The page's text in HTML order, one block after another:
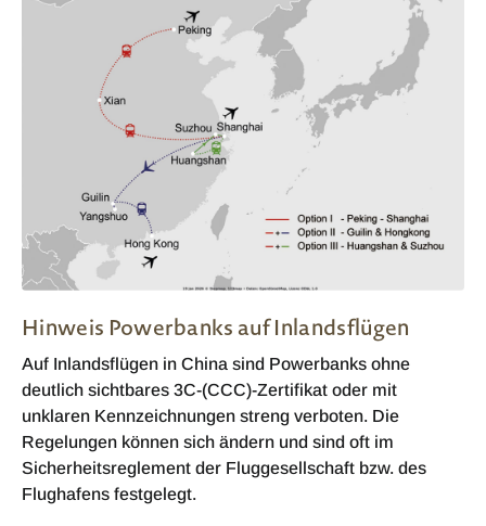
Hinweis Powerbanks auf Inlandsflügen
Auf Inlandsflügen in China sind Powerbanks ohne
deutlich sichtbares 3C-(CCC)-Zertifikat oder mit
unklaren Kennzeichnungen streng verboten. Die
Regelungen können sich ändern und sind oft im
Sicherheitsreglement der Fluggesellschaft bzw. des
Flughafens festgelegt.